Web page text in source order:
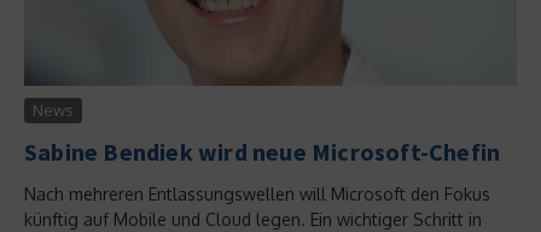
News
Sabine Bendiek wird neue Microsoft-Chefin
Nach mehreren Entlassungswellen will Microsoft den Fokus
künftig auf Mobile und Cloud legen. Ein wichtiger Schritt in